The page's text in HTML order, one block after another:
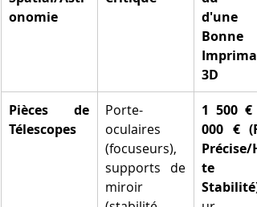
onomie
d'une
Bonne
3D
Pièces de
Télescopes
Porte-
oculaires
(focuseurs),
supports de
miroir
1 500 €
000 €
Précise/
te
Stabilité)